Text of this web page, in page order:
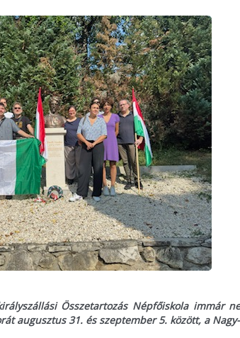
Összetartozás Népfőiskola immár
augusztus 31. és szeptember 5. között, a